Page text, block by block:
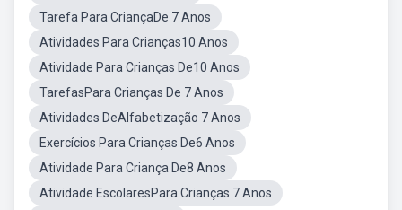
Tarefa Para CriançaDe 7 Anos
Atividades Para Crianças10 Anos
Atividade Para Crianças De10 Anos
TarefasPara Crianças De 7 Anos
Atividades DeAlfabetização 7 Anos
Exercícios Para Crianças De6 Anos
Atividade Para Criança De8 Anos
Atividade EscolaresPara Crianças 7 Anos